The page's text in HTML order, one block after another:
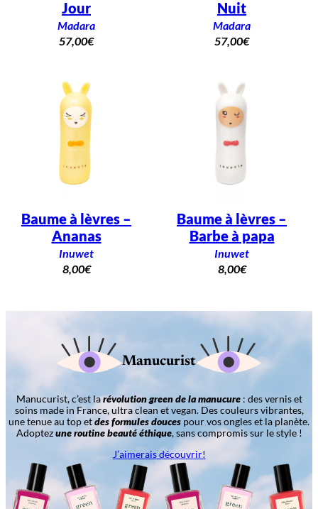
Jour
Madara
57,00€
Nuit
Madara
57,00€
Baume à lèvres –
Ananas
Inuwet
8,00€
Baume à lèvres –
Barbe à papa
Inuwet
8,00€
Manucurist
Manucurist, c’est larévolution green de la manucure: des vernis et
soins made in France, ultra clean et vegan. Des couleurs vibrantes,
une tenue au top etdes formules douces pour vos ongles et la planète.
Adoptezune routine beauté éthique, sans compromis sur le style !
J’aimerais découvrir!